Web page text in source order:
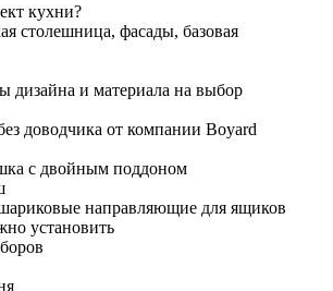
кухни?
столешница, фасады, базовая
дизайна и материала на выбор
доводчика от компании Boyard
с двойным поддоном
направляющие для ящиков
установить